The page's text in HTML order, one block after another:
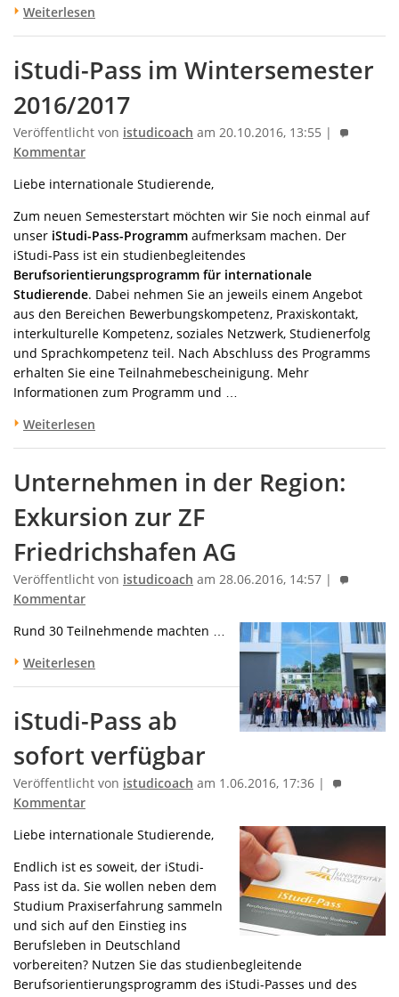
Weiterlesen
iStudi-Pass im Wintersemester
2016/2017
Veröffentlicht von istudicoach am 20.10.2016, 13:55 |
Kommentar
Liebe internationale Studierende,
Zum neuen Semesterstart möchten wir Sie noch einmal auf
unser iStudi-Pass-Programm aufmerksam machen. Der
iStudi-Pass ist ein studienbegleitendes
Berufsorientierungsprogramm für internationale
Studierende. Dabei nehmen Sie an jeweils einem Angebot
aus den Bereichen Bewerbungskompetenz, Praxiskontakt,
interkulturelle Kompetenz, soziales Netzwerk, Studienerfolg
und Sprachkompetenz teil. Nach Abschluss des Programms
erhalten Sie eine Teilnahmebescheinigung. Mehr
Informationen zum Programm und …
Weiterlesen
Unternehmen in der Region:
Exkursion zur ZF
Friedrichshafen AG
Veröffentlicht von istudicoach am 28.06.2016, 14:57 |
Kommentar
Rund 30 Teilnehmende machten …
Weiterlesen
iStudi-Pass ab
sofort verfügbar
Veröffentlicht von istudicoach am 1.06.2016, 17:36 |
Kommentar
Liebe internationale Studierende,
Endlich ist es soweit, der iStudi-
Pass ist da. Sie wollen neben dem
Studium Praxiserfahrung sammeln
und sich auf den Einstieg ins
Berufsleben in Deutschland
vorbereiten? Nutzen Sie das studienbegleitende
Berufsorientierungsprogramm des iStudi-Passes und des